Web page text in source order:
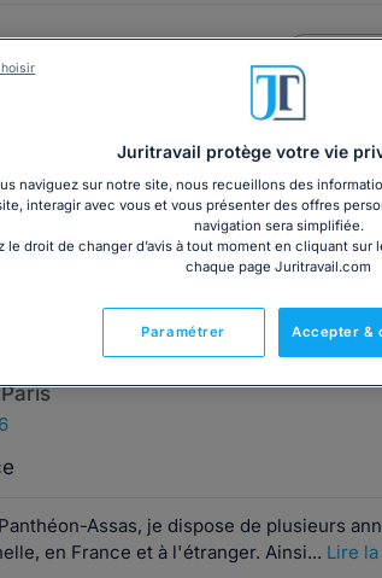
PIERRE
?Il existe assurément plusieurs éléments
du droit, les évolutions...Lire la suite
DADOUCHE
Assas, je dispose de plusieurs
en France et à l'étranger. Ainsi... Lire
Juritravail protège votre vie
naviguez sur notre site, nous recueillons des
interagir avec vous et vous présenter des offres
navigation sera simplifiée.
le droit de changer d’avis à tout moment en cliquant
chaque page Juritravail.com
Accepter &
Paramétrer